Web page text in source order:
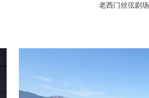
老西门丝弦剧场